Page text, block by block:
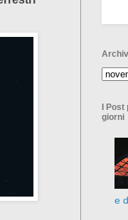
I Post
giorni
e